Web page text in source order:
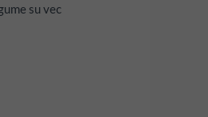
su vec